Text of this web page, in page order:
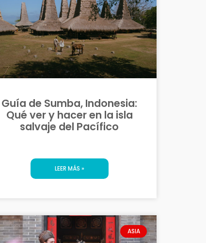
Guía de Sumba, Indonesia:
Qué ver y hacer en la isla
salvaje del Pacífico
LEER MÁS »
ASIA